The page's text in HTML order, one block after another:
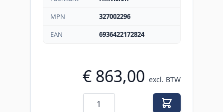
MPN
327002296
EAN
6936422172824
€ 863,00 excl. BTW
Aantal